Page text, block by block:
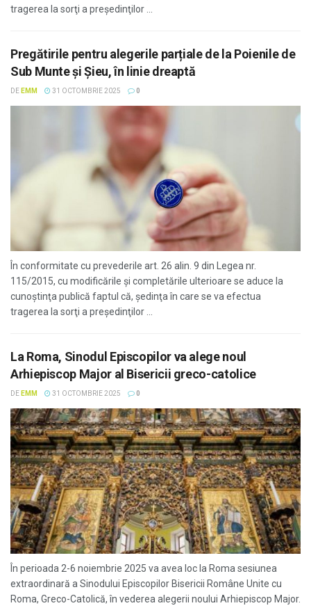
tragerea la sorţi a preşedinţilor ...
Pregătirile pentru alegerile parțiale de la Poienile de
Sub Munte și Șieu, în linie dreaptă
DE EMM 31 OCTOMBRIE 2025 0
În conformitate cu prevederile art. 26 alin. 9 din Legea nr.
115/2015, cu modificările şi completările ulterioare se aduce la
cunoştinţa publică faptul că, şedinţa în care se va efectua
tragerea la sorţi a preşedinţilor ...
La Roma, Sinodul Episcopilor va alege noul
Arhiepiscop Major al Bisericii greco-catolice
DE EMM 31 OCTOMBRIE 2025 0
În perioada 2-6 noiembrie 2025 va avea loc la Roma sesiunea
extraordinară a Sinodului Episcopilor Bisericii Române Unite cu
Roma, Greco-Catolică, în vederea alegerii noului Arhiepiscop Major.